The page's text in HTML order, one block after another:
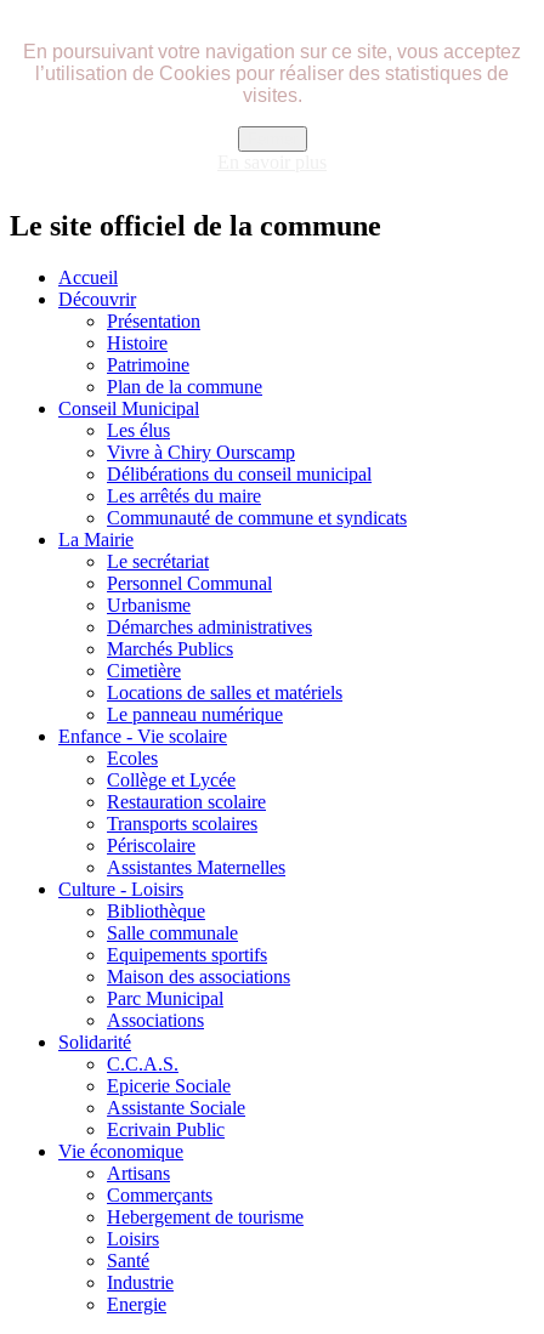
En poursuivant votre navigation sur ce site, vous acceptez
l’utilisation de Cookies pour réaliser des statistiques de
visites.
Le site officiel de la commune
Accueil
Découvrir
Présentation
Histoire
Patrimoine
Plan de la commune
Conseil Municipal
Les élus
Vivre à Chiry Ourscamp
Délibérations du conseil municipal
Les arrêtés du maire
Communauté de commune et syndicats
La Mairie
Le secrétariat
Personnel Communal
Urbanisme
Démarches administratives
Marchés Publics
Cimetière
Locations de salles et matériels
Le panneau numérique
Enfance - Vie scolaire
Ecoles
Collège et Lycée
Restauration scolaire
Transports scolaires
Périscolaire
Assistantes Maternelles
Culture - Loisirs
Bibliothèque
Salle communale
Equipements sportifs
Maison des associations
Parc Municipal
Associations
Solidarité
C.C.A.S.
Epicerie Sociale
Assistante Sociale
Ecrivain Public
Vie économique
Artisans
Commerçants
Hebergement de tourisme
Loisirs
Santé
Industrie
Energie